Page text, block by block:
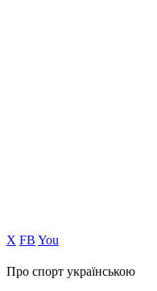
Х FB You
Про спорт українською